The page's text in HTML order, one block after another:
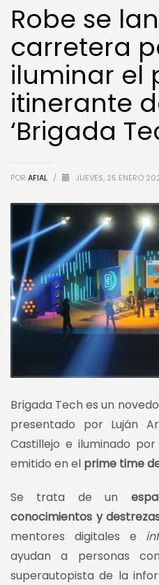
Robe se
carretera
iluminar el
itinerante
‘Brigada
POR AFIAL / JUEVES, 25 ENERO
Brigada Tech es un
presentado por Luján
Castillejo e iluminado
emitido en el prime time
Se trata de un
conocimientos y
mentores digitales e
ayudan a personas
superautopista de la